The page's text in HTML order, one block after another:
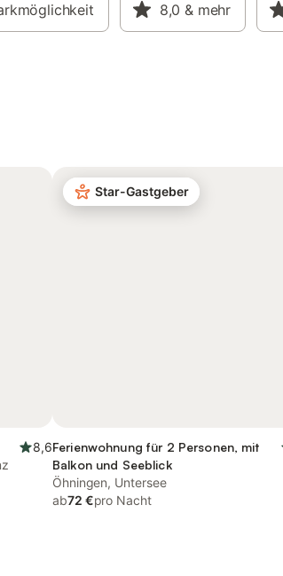
8,0 & mehr
8,6
Star-Gastgeber
Ferienwohnung für 2 Personen, mit
Balkon und Seeblick
Öhningen, Untersee
ab72 €pro Nacht